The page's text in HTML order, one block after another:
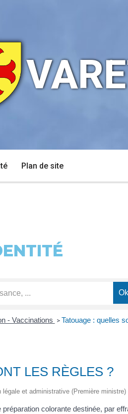
Plan de site
- Vaccinations > Tatouage : quelles
LES RÈGLES ?
et administrative (Première ministre)
colorante destinée, par